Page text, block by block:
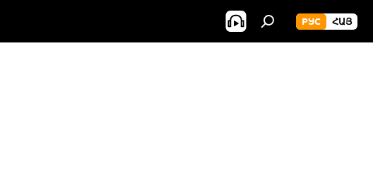
РУС ՀԱՅ